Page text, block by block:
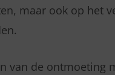
maar ook op het
van de ontmoeting